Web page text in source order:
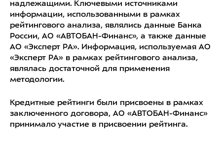
надлежащими. Ключевыми источниками
информации, использованными в рамках
рейтингового анализа, являлись данные Банка
России, АО «АВТОБАН-Финанс», а также данные
АО «Эксперт РА». Информация, используемая АО
«Эксперт РА» в рамках рейтингового анализа,
являлась достаточной для применения
методологии.
Кредитные рейтинги были присвоены в рамках
заключенного договора, АО «АВТОБАН-Финанс»
принимало участие в присвоении рейтинга.